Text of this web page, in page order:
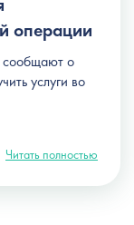
операции
сообщают о
услуги во
Читать полностью